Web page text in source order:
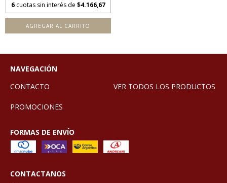
6 cuotas sin interés de $4.166,67
AGREGAR AL CARRITO
NAVEGACIÓN
CONTACTO
VER TODOS LOS PRODUCTOS
PROMOCIONES
FORMAS DE ENVÍO
CONTACTANOS